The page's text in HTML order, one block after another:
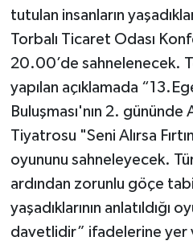
tutulan insanların
Torbalı Ticaret Odası
20.00’de sahnelenecek.
yapılan açıklamada
Buluşması'nın 2. gününde
Tiyatrosu "Seni Alırsa
oyununu sahneleyecek.
ardından zorunlu göçe
yaşadıklarının anlatıldığı
davetlidir” ifadelerine yer